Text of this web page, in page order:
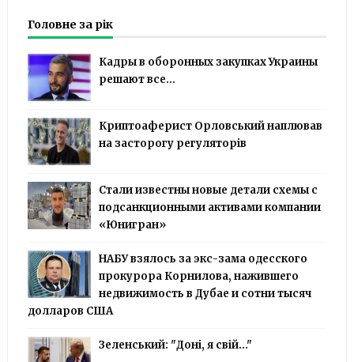
Головне за рік
Кадры в оборонных закупках Украины
решают все...
Криптоаферист Орловський наплював
на засторогу регуляторів
Стали известны новые детали схемы с
подсанкционными активами компании
«Юнигран»
НАБУ взялось за экс-зама одесского
прокурора Корнилова, нажившего
недвижимость в Дубае и сотни тысяч
долларов США
Зеленський: "Доні, я свій..."